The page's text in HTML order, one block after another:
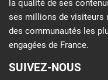
la qualité de ses
ses millions de visiteurs
des communautés les
engagées de France.
SUIVEZ-NOUS